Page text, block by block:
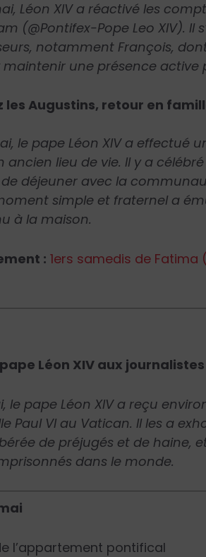
Léon XIV a réactivé les
(@Pontifex-Pope Leo XIV).
notamment François,
maintenir une présence active
les Augustins, retour en
le pape Léon XIV a effectué
ancien lieu de vie. Il y a
déjeuner avec la
simple et fraternel a
à la maison.
: 1ers samedis de
Léon XIV aux journalistes
le pape Léon XIV a reçu
Paul VI au Vatican. Il les a
de préjugés et de haine,
dans le monde.
l’appartement pontifical